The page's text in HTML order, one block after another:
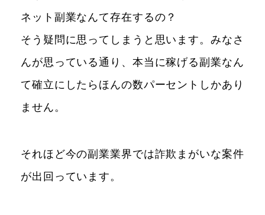
ネット副業なんて存在するの？
そう疑問に思ってしまうと思います。みなさ
んが思っている通り、本当に稼げる副業なん
て確立にしたらほんの数パーセントしかあり
ません。
それほど今の副業業界では詐欺まがいな案件
が出回っています。